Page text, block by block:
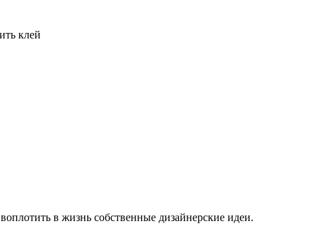
клей
в жизнь собственные дизайнерские идеи.